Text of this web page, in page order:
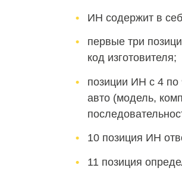
ИН содержит в
первые три
код изготовителя;
позиции ИН с 4 по
авто (модель,
10 позиция ИН
11 позиция